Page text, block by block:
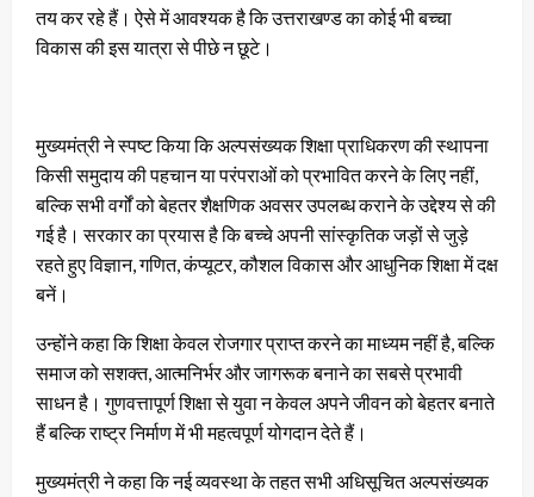
तय कर रहे हैं। ऐसे में आवश्यक है कि उत्तराखण्ड का कोई भी बच्चा
विकास की इस यात्रा से पीछे न छूटे।
मुख्यमंत्री ने स्पष्ट किया कि अल्पसंख्यक शिक्षा प्राधिकरण की स्थापना
किसी समुदाय की पहचान या परंपराओं को प्रभावित करने के लिए नहीं,
बल्कि सभी वर्गों को बेहतर शैक्षणिक अवसर उपलब्ध कराने के उद्देश्य से की
गई है। सरकार का प्रयास है कि बच्चे अपनी सांस्कृतिक जड़ों से जुड़े
रहते हुए विज्ञान, गणित, कंप्यूटर, कौशल विकास और आधुनिक शिक्षा में दक्ष
बनें।
उन्होंने कहा कि शिक्षा केवल रोजगार प्राप्त करने का माध्यम नहीं है, बल्कि
समाज को सशक्त, आत्मनिर्भर और जागरूक बनाने का सबसे प्रभावी
साधन है। गुणवत्तापूर्ण शिक्षा से युवा न केवल अपने जीवन को बेहतर बनाते
हैं बल्कि राष्ट्र निर्माण में भी महत्वपूर्ण योगदान देते हैं।
मुख्यमंत्री ने कहा कि नई व्यवस्था के तहत सभी अधिसूचित अल्पसंख्यक